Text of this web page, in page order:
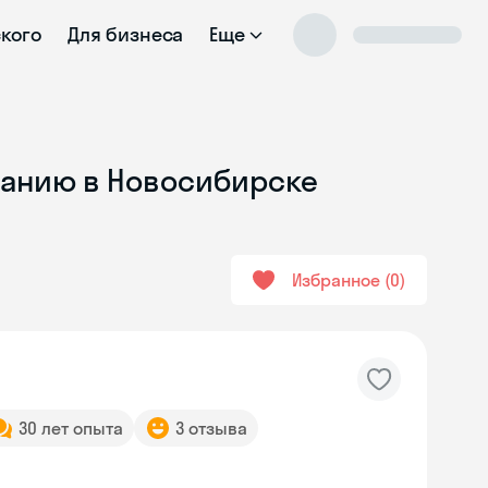
Для бизнеса Еще
в Новосибирске
Избранное 0
30 лет опыта 3 отзыва